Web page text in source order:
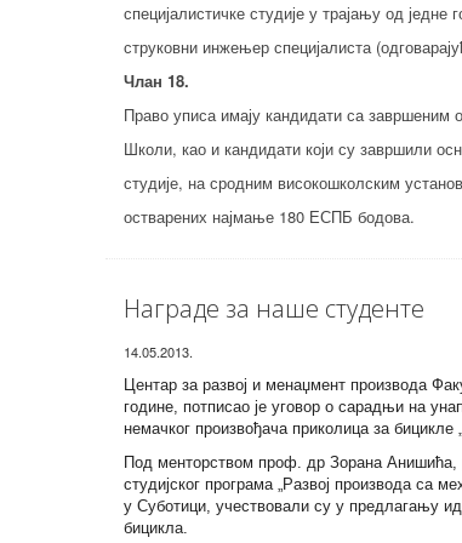
специјалистичке студије у трајању од
струковни инжењер специјалиста
Члан 18.
Право уписа имају кандидати са завршеним
Школи, као и кандидати који су завршили
студије, на сродним високошколским
остварених најмање 180 ЕСПБ бодова.
Награде за наше студенте
14.05.2013.
Центар за развој и менаџмент производа
године, потписао је уговор о сарадњи на
немачког произвођача приколица за бицикле
Под менторством проф. др Зорана Анишића,
студијског програма „Развој производа са
у Суботици, учествовали су у предлагању
бицикла.